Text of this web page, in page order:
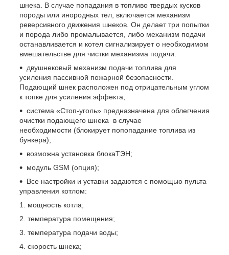
шнека. В случае попадания в топливо твердых кусков
породы или инородных тел, включается механизм
реверсивного движения шнеков. Он делает три попытки
и порода либо промалывается, либо механизм подачи
останавливается и котел сигнализирует о необходимом
вмешательстве для чистки механизма подачи.
двушнековый механизм подачи топлива для
усиления пассивной пожарной безопасности.
Подающий шнек расположен под отрицательным углом
к топке для усиления эффекта;
cистема «Стоп-уголь» предназначена для облегчения
очистки подающего шнека в случае
необходимости (блокирует попопадание топлива из
бункера);
возможна установка блокаТЭН;
модуль GSM (опция);
Все настройки и уставки задаются с помощью пульта
управления котлом:
мощность котла;
температура помещения;
температура подачи воды;
скорость шнека;